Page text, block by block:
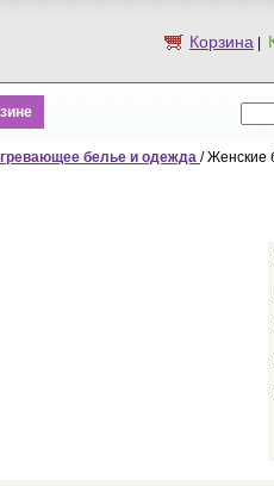
Корзина
белье и одежда / Женские